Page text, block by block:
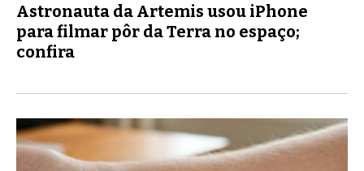
Astronauta da Artemis usou iPhone
para filmar pôr da Terra no espaço;
confira